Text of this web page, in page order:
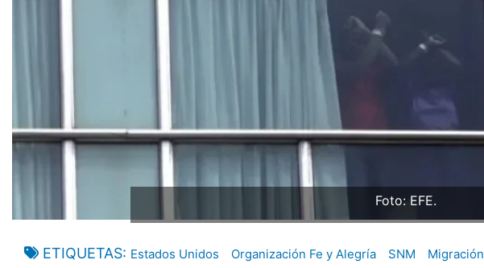
Foto: EFE.
ETIQUETAS Estados Unidos Organización Fe y Alegría SNM Migración